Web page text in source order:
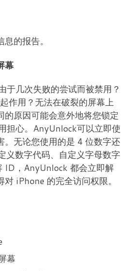
的报告。
幕
于几次失败的尝试而被禁用？
作用？无法在破裂的屏幕上
的原因可能会意外地将您锁定
担心。AnyUnlock可以立即使
。无论您使用的是 4 位数字还
义数字代码、自定义字母数字
ID，AnyUnlock 都会立即解
iPhone 的完全访问权限。
幕